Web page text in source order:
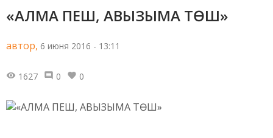
«АЛМА ПЕШ, АВЫЗЫМА ТӨШ»
автор, 6 июня 2016 - 13:11
1627 0 0